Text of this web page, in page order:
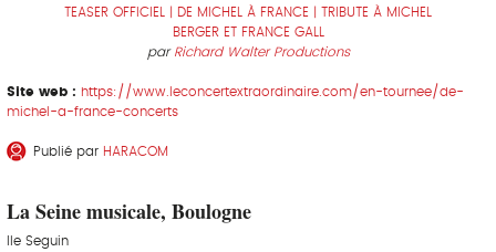
TEASER OFFICIEL | DE MICHEL À FRANCE | TRIBUTE À MICHEL
BERGER ET FRANCE GALL
par Richard Walter Productions
Site web : https://www.leconcertextraordinaire.com/en-tournee/de-
michel-a-france-concerts
Publié par HARACOM
La Seine musicale, Boulogne
Ile Seguin